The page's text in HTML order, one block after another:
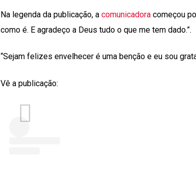
Na legenda da publicação, a comunicadoracomeçou
como é. E agradeço a Deus tudo o que me tem dado.”.
“Sejam felizes envelhecer é uma benção e eu sou
Vê a publicação: